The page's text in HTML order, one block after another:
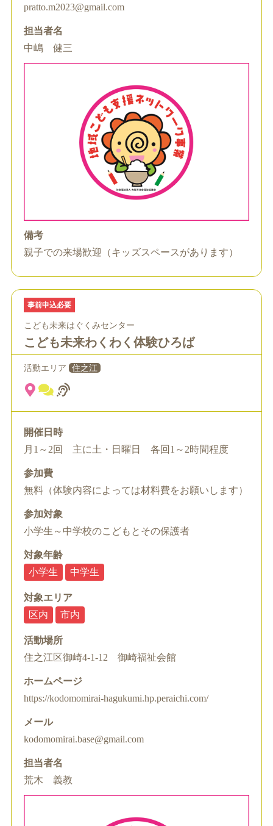
pratto.m2023@gmail.com
担当者名
中嶋 健三
備考
親子での来場歓迎（キッズスペースがあります）
事前申込必要
こども未来はぐくみセンター
こども未来わくわく体験ひろば
活動エリア 住之江
開催日時
月1～2回 主に土・日曜日 各回1～2時間程度
参加費
無料（体験内容によっては材料費をお願いします）
参加対象
小学生～中学校のこどもとその保護者
対象年齢
小学生
中学生
対象エリア
区内
市内
活動場所
住之江区御崎4-1-12 御崎福祉会館
ホームページ
https://kodomomirai-hagukumi.hp.peraichi.com/
メール
kodomomirai.base@gmail.com
担当者名
荒木 義教